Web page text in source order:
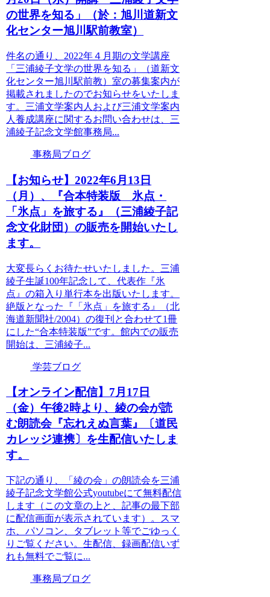
の世界を知る」（於：旭川道新文
化センター旭川駅前教室）
件名の通り、2022年４月期の文学講座
「三浦綾子文学の世界を知る」（道新文
化センター旭川駅前教）室の募集案内が
掲載されましたのでお知らせをいたしま
す。三浦文学案内人および三浦文学案内
人養成講座に関するお問い合わせは、三
浦綾子記念文学館事務局...
事務局ブログ
【お知らせ】2022年6月13日
（月）、『合本特装版 氷点・
「氷点」を旅する』（三浦綾子記
念文化財団）の販売を開始いたし
ます。
大変長らくお待たせいたしました。三浦
綾子生誕100年記念して、代表作『氷
点』の箱入り単行本を出版いたします。
絶版となった『「氷点」を旅する』（北
海道新聞社/2004）の復刊と合わせて1冊
にした“合本特装版”です。館内での販売
開始は、三浦綾子...
学芸ブログ
【オンライン配信】7月17日
（金）午後2時より、綾の会が読
む朗読会『忘れえぬ言葉』〔道民
カレッジ連携〕を生配信いたしま
す。
下記の通り、「綾の会」の朗読会を三浦
綾子記念文学館公式youtubeにて無料配信
します（この文章の上と、記事の最下部
に配信画面が表示されています）。スマ
ホ、パソコン、タブレット等でごゆっく
りご覧ください。生配信、録画配信いず
れも無料でご覧に...
事務局ブログ